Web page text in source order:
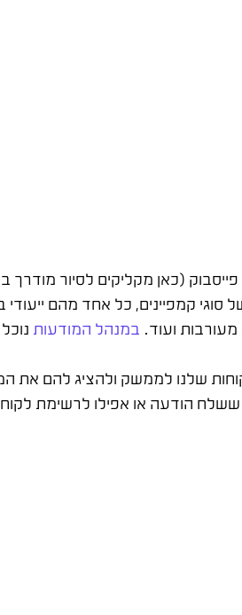
(כאן מקליקים לסיור
סוגי קמפיינים, כל אחד מהם
ועוד. במנהל המודעות
שלנו לממשק ולהציג להם את
הודעה או אפילו לרשימת